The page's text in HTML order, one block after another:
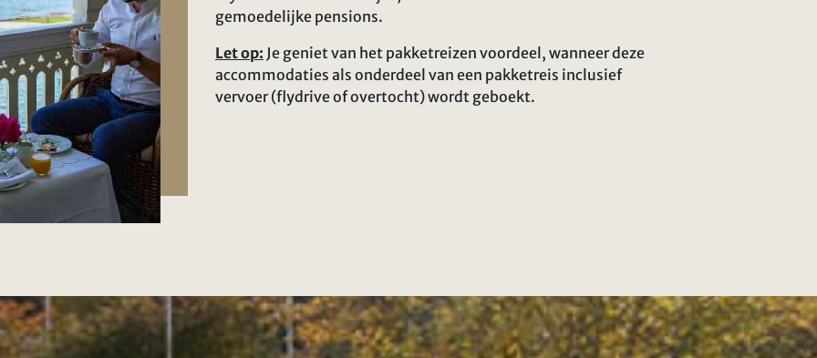
gemoedelijke pensions.
Let op: Je geniet van het pakketreizen voordeel, wanneer deze
accommodaties als onderdeel van een pakketreis inclusief
vervoer (flydrive of overtocht) wordt geboekt.